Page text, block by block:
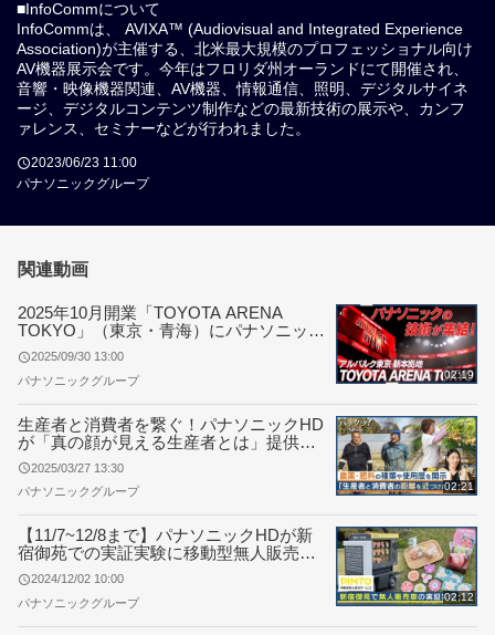
■InfoCommについて
InfoCommは、 AVIXA™ (Audiovisual and Integrated Experience
Association)が主催する、北米最大規模のプロフェッショナル向け
AV機器展示会です。今年はフロリダ州オーランドにて開催され、
音響・映像機器関連、AV機器、情報通信、照明、デジタルサイネ
ージ、デジタルコンテンツ制作などの最新技術の展示や、カンフ
ァレンス、セミナーなどが行われました。
2023/06/23 11:00
パナソニックグループ
関連動画
02:19
2025年10月開業「TOYOTA ARENA
TOKYO」（東京・青海）にパナソニック
の最新技術が集結 ― 照明・映像・音響で
次世代アリーナ体験を提供
2025/09/30 13:00
パナソニックグループ
02:21
生産者と消費者を繋ぐ！パナソニックHD
が「真の顔が見える生産者とは」提供開
始2025/03/27 13:30
パナソニックグループ
02:12
【11/7~12/8まで】パナソニックHDが新
宿御苑での実証実験に移動型無人販売サ
ービス「PIMTO」を提供
2024/12/02 10:00
パナソニックグループ